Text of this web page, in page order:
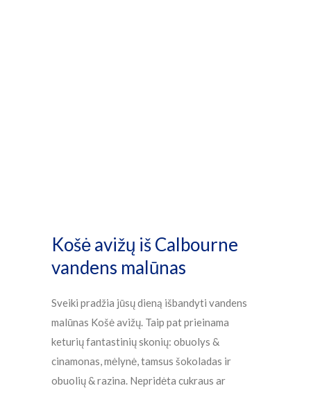
Košė avižų iš Calbourne
vandens malūnas
Sveiki pradžia jūsų dieną išbandyti vandens
malūnas Košė avižų. Taip pat prieinama
keturių fantastinių skonių: obuolys &
cinamonas, mėlynė, tamsus šokoladas ir
obuolių & razina. Nepridėta cukraus ar